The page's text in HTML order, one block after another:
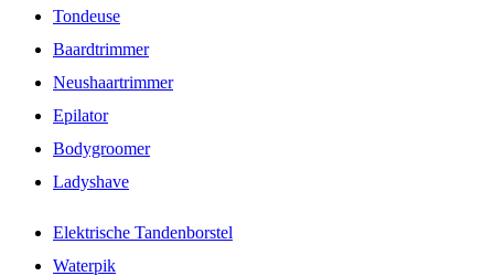
Tondeuse
Baardtrimmer
Neushaartrimmer
Epilator
Bodygroomer
Ladyshave
Elektrische Tandenborstel
Waterpik